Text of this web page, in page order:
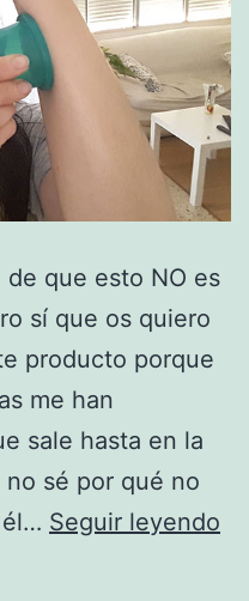
que esto NO es
sí que os quiero
producto porque
me han
sale hasta en la
sé por qué no
él… Seguir leyendo